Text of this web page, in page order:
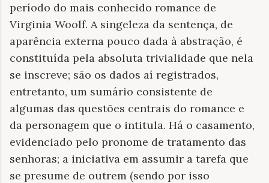
período do mais conhecido romance de
Virginia Woolf. A singeleza da sentença, de
aparência externa pouco dada à abstração, é
constituída pela absoluta trivialidade que nela
se inscreve; são os dados aí registrados,
entretanto, um sumário consistente de
algumas das questões centrais do romance e
da personagem que o intitula. Há o casamento,
evidenciado pelo pronome de tratamento das
senhoras; a iniciativa em assumir a tarefa que
se presume de outrem (sendo por isso